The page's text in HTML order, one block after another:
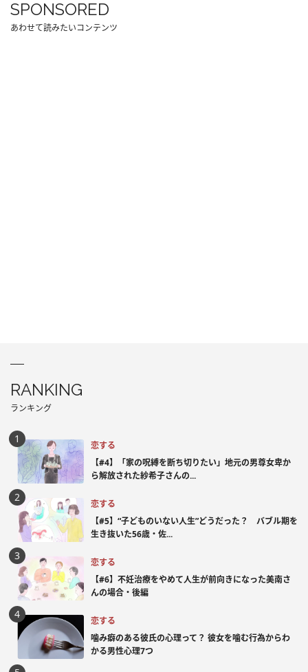
SPONSORED
あわせて読みたいコンテンツ
RANKING
ランキング
恋する
【#4】「家の呪縛を断ち切りたい」地元の男尊女卑か
ら解放された紗希子さんの...
恋する
【#5】“子どものいない人生”どうだった？ バブル期を
生き抜いた56歳・佐...
恋する
【#6】不妊治療をやめて人生が前向きになった美南さ
んの場合・後編
恋する
噛み癖のある彼氏の心理って？ 彼女を噛む行為からわ
かる男性心理7つ